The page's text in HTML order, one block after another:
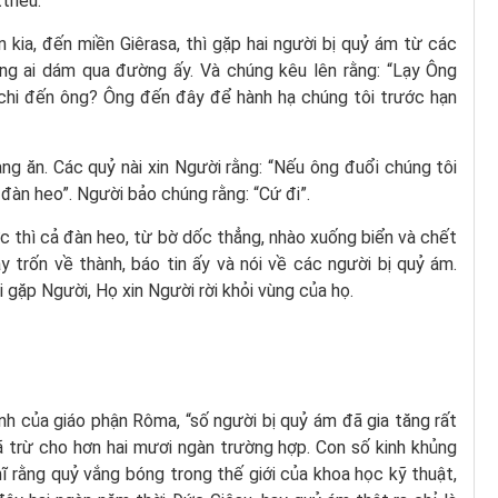
kia, đến miền Giêrasa, thì gặp hai người bị quỷ ám từ các
ai dám qua đường ấy. Và chúng kêu lên rằng: “Lạy Ông
đến ông? Ông đến đây để hành hạ chúng tôi trước hạn
ăn. Các quỷ nài xin Người rằng: “Nếu ông đuổi chúng tôi
heo”. Người bảo chúng rằng: “Cứ đi”.
thì cả đàn heo, từ bờ dốc thẳng, nhào xuống biển và chết
trốn về thành, báo tin ấy và nói về các người bị quỷ ám.
Người, Họ xin Người rời khỏi vùng của họ.
của giáo phận Rôma, “số người bị quỷ ám đã gia tăng rất
trừ cho hơn hai mươi ngàn trường hợp. Con số kinh khủng
rằng quỷ vắng bóng trong thế giới của khoa học kỹ thuật,